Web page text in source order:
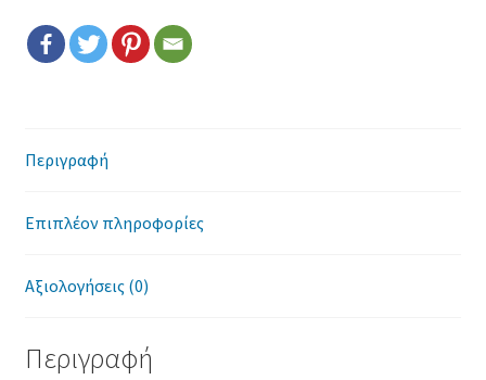
Πολιτική cookies
Περιγραφή
Επιπλέον πληροφορίες
Αξιολογήσεις (0)
Περιγραφή